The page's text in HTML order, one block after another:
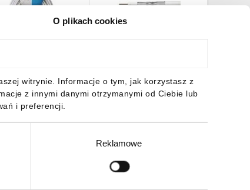
O plikach cookies
witrynie. Informacje o tym, jak korzystasz z
z innymi danymi otrzymanymi od Ciebie lub
i preferencji.
Reklamowe
zł brutto 759,65 zł brutto